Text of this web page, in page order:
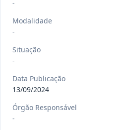
-
-
Modalidade
-
Situação
-
Data Publicação
13/09/2024
Órgão Responsável
-